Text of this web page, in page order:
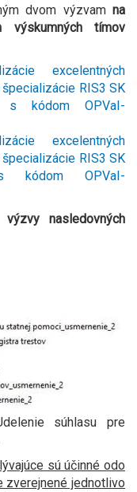
dvom výzvam na
výskumných tímov
excelentných
RIS3 SK
s kódom OPVaI-
excelentných
RIS3 SK
kódom OPVaI-
nasledovných
súhlasu pre
sú účinné odo
zverejnené jednotlivo